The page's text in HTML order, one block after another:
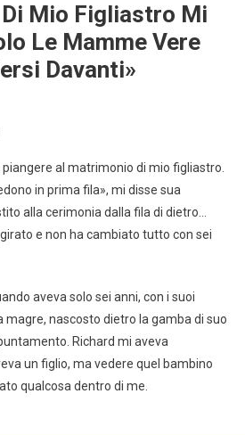
Mio Figliastro Mi
Le Mamme Vere
Davanti»
piangere al matrimonio di mio figliastro.
in prima fila», mi disse sua
alla cerimonia dalla fila di dietro…
e non ha cambiato tutto con sei
aveva solo sei anni, con i suoi
magre, nascosto dietro la gamba di suo
Richard mi aveva
un figlio, ma vedere quel bambino
qualcosa dentro di me.